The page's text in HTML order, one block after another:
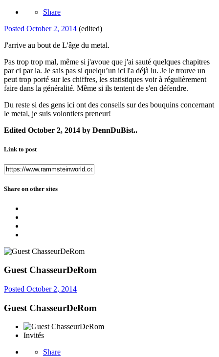
Share
Posted October 2, 2014 (edited)
J'arrive au bout de L'âge du metal.
Pas trop trop mal, même si j'avoue que j'ai sauté quelques chapitres
par ci par la. Je sais pas si quelqu’un ici l'a déjà lu. Je le trouve un
peut trop porté sur les chiffres, les statistiques voir à régulièrement
faire dans la généralité. Même si ils tentent de s'en défendre.
Du reste si des gens ici ont des conseils sur des bouquins concernant
le metal, je suis volontiers preneur!
Edited October 2, 2014 by DennDuBist..
Link to post
Share on other sites
Guest ChasseurDeRom
Posted October 2, 2014
Guest ChasseurDeRom
Invités
Share